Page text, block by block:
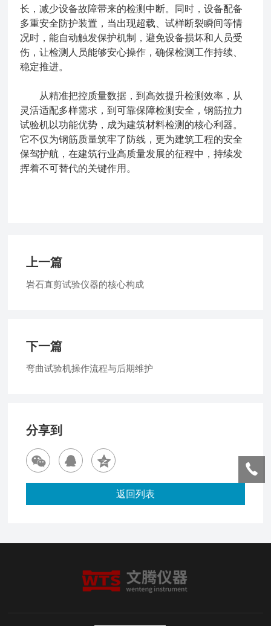
长，减少设备故障带来的检测中断。同时，设备配备
多重安全防护装置，当出现超载、试样断裂瞬间等情
况时，能自动触发保护机制，避免设备损坏和人员受
伤，让检测人员能够安心操作，确保检测工作持续、
稳定推进。
从精准把控质量数据，到高效提升检测效率，从
灵活适配多样需求，到可靠保障检测安全，钢筋拉力
试验机以功能优势，成为建筑材料检测的核心利器。
它不仅为钢筋质量筑牢了防线，更为建筑工程的安全
保驾护航，在建筑行业高质量发展的征程中，持续发
挥着不可替代的关键作用。
上一篇
岩石直剪试验仪器的核心构成
下一篇
弯曲试验机操作流程与后期维护
分享到
返回列表